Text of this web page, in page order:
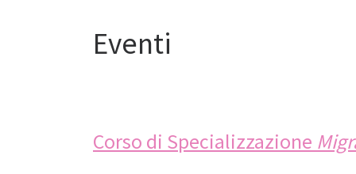
Eventi
Corso di Specializzazione